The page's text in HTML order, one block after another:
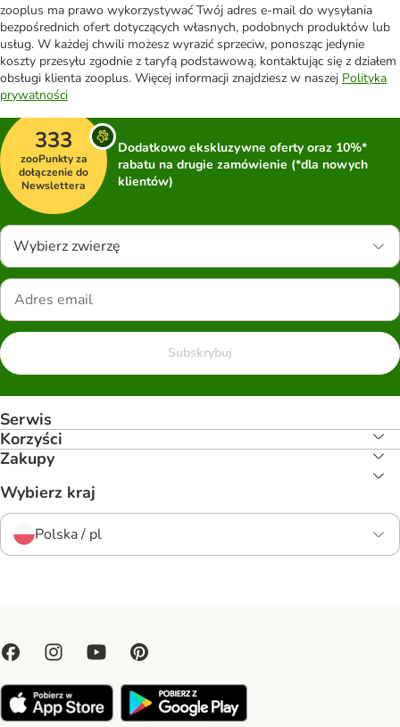
zooplus ma prawo wykorzystywać Twój adres e-mail do wysyłania
bezpośrednich ofert dotyczących własnych, podobnych produktów lub
usług. W każdej chwili możesz wyrazić sprzeciw, ponosząc jedynie
koszty przesyłu zgodnie z taryfą podstawową, kontaktując się z działem
obsługi klienta zooplus. Więcej informacji znajdziesz w naszej Polityka
prywatności
333
zooPunkty za
dołączenie do
Newslettera
Dodatkowo ekskluzywne oferty oraz 10%*
rabatu na drugie zamówienie (*dla nowych
klientów)
Wybierz zwierzę
Subskrybuj
Serwis
Korzyści
Zakupy
Wybierz kraj
Polska / pl